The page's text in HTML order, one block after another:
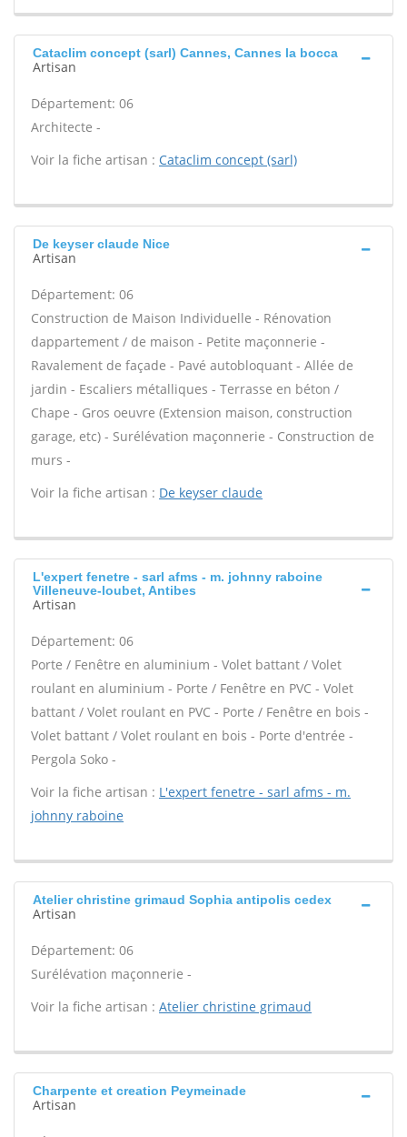
Cataclim concept (sarl) Cannes, Cannes la bocca
Artisan
Département: 06
Architecte -
Voir la fiche artisan : Cataclim concept (sarl)
De keyser claude Nice
Artisan
Département: 06
Construction de Maison Individuelle - Rénovation
dappartement / de maison - Petite maçonnerie -
Ravalement de façade - Pavé autobloquant - Allée de
jardin - Escaliers métalliques - Terrasse en béton /
Chape - Gros oeuvre (Extension maison, construction
garage, etc) - Surélévation maçonnerie - Construction de
murs -
Voir la fiche artisan : De keyser claude
L'expert fenetre - sarl afms - m. johnny raboine
Villeneuve-loubet, Antibes
Artisan
Département: 06
Porte / Fenêtre en aluminium - Volet battant / Volet
roulant en aluminium - Porte / Fenêtre en PVC - Volet
battant / Volet roulant en PVC - Porte / Fenêtre en bois -
Volet battant / Volet roulant en bois - Porte d'entrée -
Pergola Soko -
Voir la fiche artisan : L'expert fenetre - sarl afms - m.
johnny raboine
Atelier christine grimaud Sophia antipolis cedex
Artisan
Département: 06
Surélévation maçonnerie -
Voir la fiche artisan : Atelier christine grimaud
Charpente et creation Peymeinade
Artisan